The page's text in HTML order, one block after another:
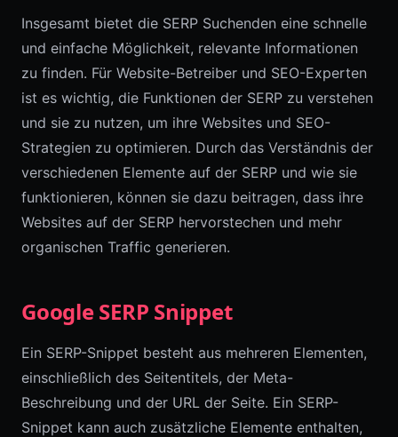
Insgesamt bietet die SERP Suchenden eine schnelle
und einfache Möglichkeit, relevante Informationen
zu finden. Für Website-Betreiber und SEO-Experten
ist es wichtig, die Funktionen der SERP zu verstehen
und sie zu nutzen, um ihre Websites und SEO-
Strategien zu optimieren. Durch das Verständnis der
verschiedenen Elemente auf der SERP und wie sie
funktionieren, können sie dazu beitragen, dass ihre
Websites auf der SERP hervorstechen und mehr
organischen Traffic generieren.
Google SERP Snippet
Ein SERP-Snippet besteht aus mehreren Elementen,
einschließlich des Seitentitels, der Meta-
Beschreibung und der URL der Seite. Ein SERP-
Snippet kann auch zusätzliche Elemente enthalten,